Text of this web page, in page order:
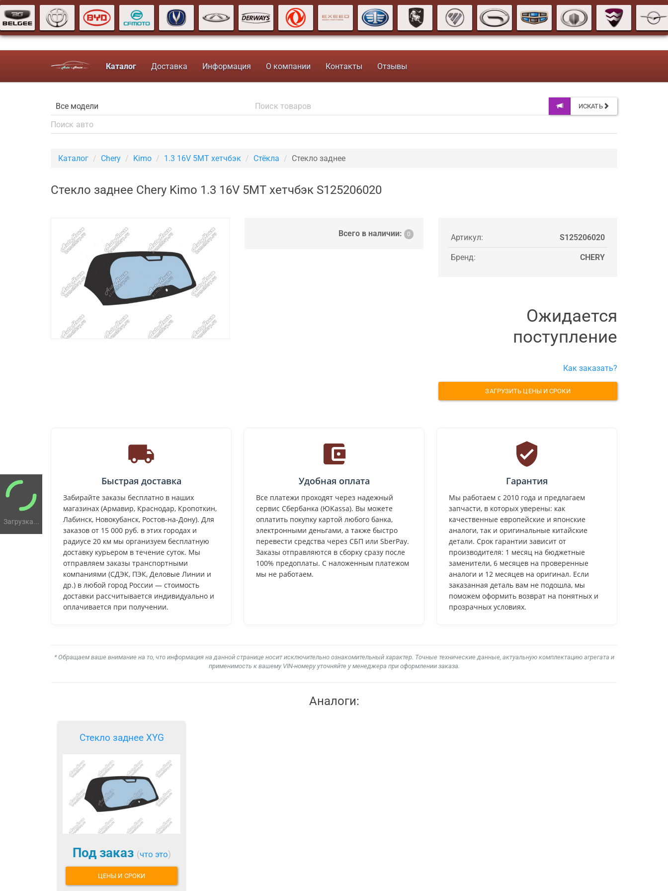
Загрузка...
Каталог Доставка Информация О компании Контакты Отзывы
ИСКАТЬ
Каталог Chery Kimo 1.3 16V 5MT хетчбэк Стёкла Стекло заднее
Стекло заднее Chery Kimo 1.3 16V 5MT хетчбэк S125206020
Всего в наличии: 0 Артикул: S125206020
Бренд: CHERY
Ожидается
поступление
Как заказать?
ЗАГРУЗИТЬ ЦЕНЫ И СРОКИ
Быстрая доставка
Забирайте заказы бесплатно в наших
магазинах (Армавир, Краснодар, Кропоткин,
Лабинск, Новокубанск, Ростов-на-Дону). Для
заказов от 15 000 руб. в этих городах и
радиусе 20 км мы организуем бесплатную
доставку курьером в течение суток. Мы
отправляем заказы транспортными
компаниями (СДЭК, ПЭК, Деловые Линии и
др.) в любой город России — стоимость
доставки рассчитывается индивидуально и
оплачивается при получении.
Удобная оплата
Все платежи проходят через надежный
сервис Сбербанка (ЮKassa). Вы можете
оплатить покупку картой любого банка,
электронными деньгами, а также быстро
перевести средства через СБП или SberPay.
Заказы отправляются в сборку сразу после
100% предоплаты. С наложенным платежом
мы не работаем.
Гарантия
Мы работаем с 2010 года и предлагаем
запчасти, в которых уверены: как
качественные европейские и японские
аналоги, так и оригинальные китайские
детали. Срок гарантии зависит от
производителя: 1 месяц на бюджетные
заменители, 6 месяцев на проверенные
аналоги и 12 месяцев на оригинал. Если
заказанная деталь вам не подошла, мы
поможем оформить возврат на понятных и
прозрачных условиях.
* Обращаем ваше внимание на то, что информация на данной странице носит исключительно ознакомительный характер. Точные технические данные, актуальную комплектацию агрегата и
применимость к вашему VIN-номеру уточняйте у менеджера при оформлении заказа.
Аналоги:
Стекло заднее XYG
Под заказ (что это)
ЦЕНЫ И СРОКИ